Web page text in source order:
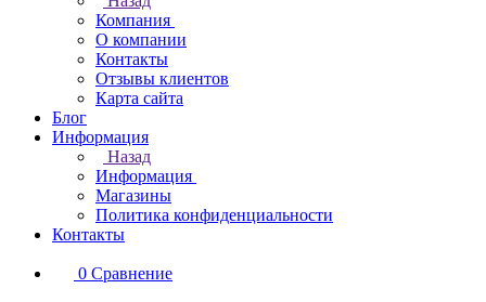
Компания
О компании
Контакты
Отзывы клиентов
Карта сайта
Блог
Информация
Назад
Информация
Магазины
Политика конфиденциальности
Контакты
0 Сравнение